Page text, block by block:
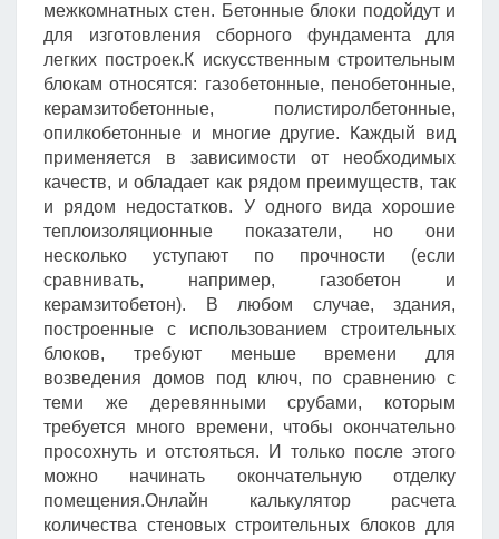
межкомнатных стен. Бетонные блоки подойдут и
для изготовления сборного фундамента для
легких построек.К искусственным строительным
блокам относятся: газобетонные, пенобетонные,
керамзитобетонные, полистиролбетонные,
опилкобетонные и многие другие. Каждый вид
применяется в зависимости от необходимых
качеств, и обладает как рядом преимуществ, так
и рядом недостатков. У одного вида хорошие
теплоизоляционные показатели, но они
несколько уступают по прочности (если
сравнивать, например, газобетон и
керамзитобетон). В любом случае, здания,
построенные с использованием строительных
блоков, требуют меньше времени для
возведения домов под ключ, по сравнению с
теми же деревянными срубами, которым
требуется много времени, чтобы окончательно
просохнуть и отстояться. И только после этого
можно начинать окончательную отделку
помещения.Онлайн калькулятор расчета
количества стеновых строительных блоков для